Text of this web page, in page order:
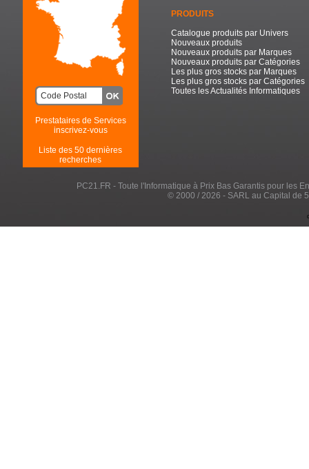
Prestataires de Services
inscrivez-vous
Liste des 50 dernières
recherches
PRODUITS
Catalogue produits par Univers
Nouveaux produits
Nouveaux produits par Marques
Nouveaux produits par Catégories
Les plus gros stocks par Marques
Les plus gros stocks par Catégories
Toutes les Actualités Informatiques
PC21.FR - Toute l'Informatique à Prix Bas Garantis pour les
© 2000 / 2026 - SARL au Capital de